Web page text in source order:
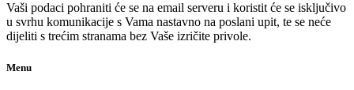
Vaši podaci pohraniti će se na email serveru i koristit će se isključivo
u svrhu komunikacije s Vama nastavno na poslani upit, te se neće
dijeliti s trećim stranama bez Vaše izričite privole.
Menu